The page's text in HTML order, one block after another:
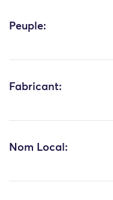
Peuple:
Fabricant:
Nom Local: